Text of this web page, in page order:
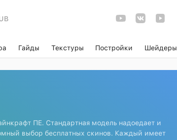
Гайды Текстуры Постройки Шейдеры
ПЕ. Стандартная модель надоедает и
выбор бесплатных скинов. Каждый имеет